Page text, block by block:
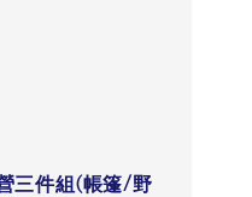
三件組(帳篷/野